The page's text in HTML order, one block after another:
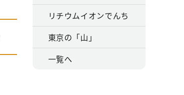
リチウムイオンでんち
東京の「山」
一覧へ